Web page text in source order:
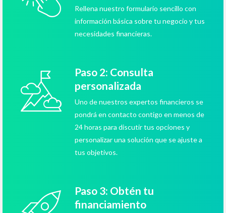
Rellena nuestro formulario sencillo con
información básica sobre tu negocio y tus
necesidades financieras.
Paso 2: Consulta
personalizada
Uno de nuestros expertos financieros se
pondrá en contacto contigo en menos de
24 horas para discutir tus opciones y
personalizar una solución que se ajuste a
tus objetivos.
Paso 3: Obtén tu
financiamiento